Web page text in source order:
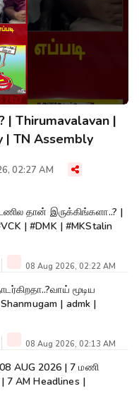
| Thirumavalavan |
| TN Assembly
02:27 AM
தான் இருக்கிங்களா..? |
| #DMK | #MKStalin
08 Aug 2026, 02:22 AM
மூடிய
| admk |
08 Aug 2026, 02:13 AM
AUG 2026 | 7 மணி
7 AM Headlines |